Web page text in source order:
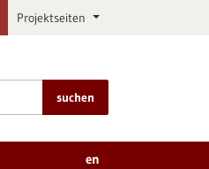
Projektseiten
suchen
en